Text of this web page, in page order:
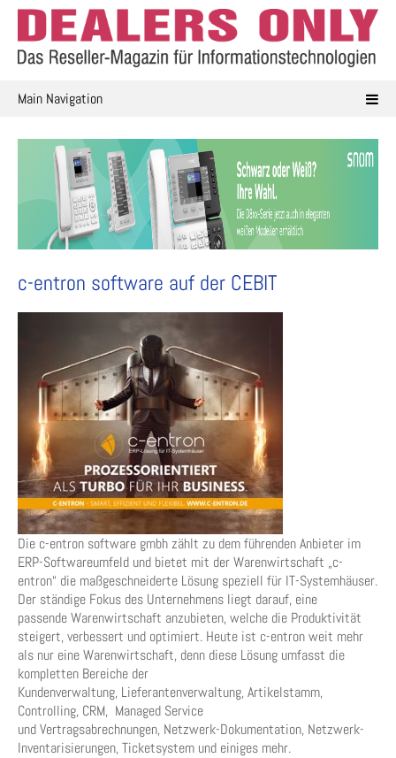
Skip
content
Main Navigation
c-entron software auf der CEBIT
Die c-entron software gmbh zählt zu dem führenden Anbieter im
ERP-Softwareumfeld und bietet mit der Warenwirtschaft „c-
entron“ die maßgeschneiderte Lösung speziell für IT-Systemhäuser.
Der ständige Fokus des Unternehmens liegt darauf, eine
passende Warenwirtschaft anzubieten, welche die Produktivität
steigert, verbessert und optimiert. Heute ist c-entron weit mehr
als nur eine Warenwirtschaft, denn diese Lösung umfasst die
kompletten Bereiche der
Kundenverwaltung, Lieferantenverwaltung, Artikelstamm,
Controlling, CRM, Managed Service
und Vertragsabrechnungen, Netzwerk-Dokumentation, Netzwerk-
Inventarisierungen, Ticketsystem und einiges mehr.